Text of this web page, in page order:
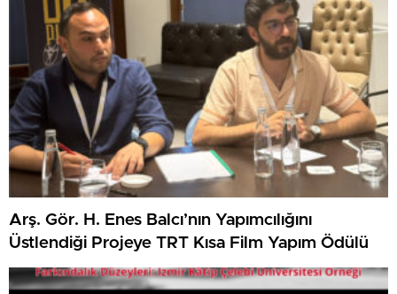
Arş. Gör. H. Enes Balcı’nın Yapımcılığını
Üstlendiği Projeye TRT Kısa Film Yapım Ödülü